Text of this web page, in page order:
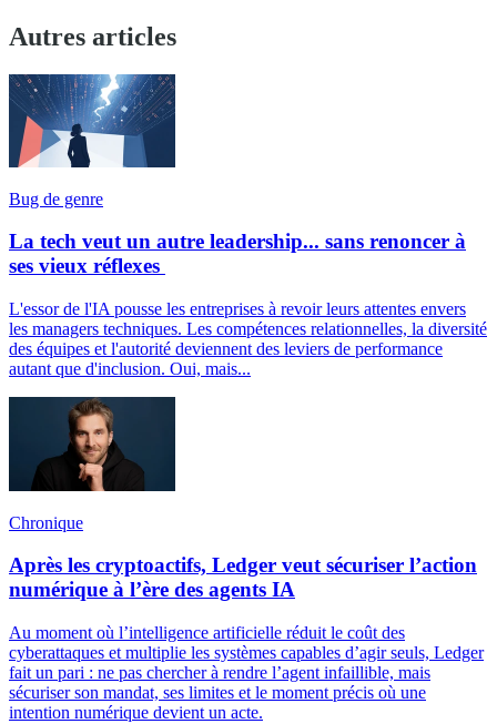
Autres articles
Bug de genre
La tech veut un autre leadership... sans renoncer à
ses vieux réflexes
L'essor de l'IA pousse les entreprises à revoir leurs attentes envers
les managers techniques. Les compétences relationnelles, la diversité
des équipes et l'autorité deviennent des leviers de performance
autant que d'inclusion. Oui, mais...
Chronique
Après les cryptoactifs, Ledger veut sécuriser l’action
numérique à l’ère des agents IA
Au moment où l’intelligence artificielle réduit le coût des
cyberattaques et multiplie les systèmes capables d’agir seuls, Ledger
fait un pari : ne pas chercher à rendre l’agent infaillible, mais
sécuriser son mandat, ses limites et le moment précis où une
intention numérique devient un acte.